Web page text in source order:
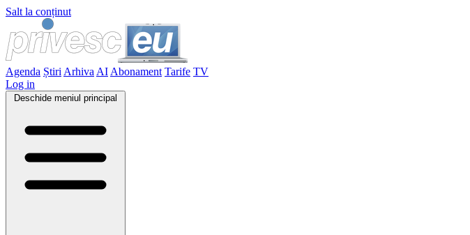
Salt la conținut
Agenda Știri Arhiva AI Abonament Tarife TV
Log in
Deschide meniul principal